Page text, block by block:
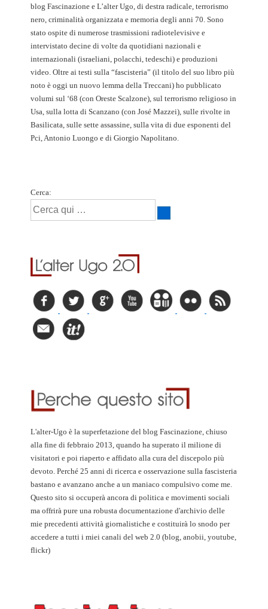
blog Fascinazione e L’alter Ugo, di destra radicale, terrorismo
nero, criminalità organizzata e memoria degli anni 70. Sono
stato ospite di numerose trasmissioni radiotelevisive e
intervistato decine di volte da quotidiani nazionali e
internazionali (israeliani, polacchi, tedeschi) e produzioni
video. Oltre ai testi sulla “fascisteria” (il titolo del suo libro più
noto è oggi un nuovo lemma della Treccani) ho pubblicato
volumi sul ‘68 (con Oreste Scalzone), sul terrorismo religioso in
Usa, sulla lotta di Scanzano (con José Mazzei), sulle rivolte in
Basilicata, sulle sette assassine, sulla vita di due esponenti del
Pci, Antonio Luongo e di Giorgio Napolitano.
Cerca:
L'alter-Ugo è la superfetazione del blog Fascinazione, chiuso
alla fine di febbraio 2013, quando ha superato il milione di
visitatori e poi riaperto e affidato alla cura del discepolo più
devoto. Perché 25 anni di ricerca e osservazione sulla fascisteria
bastano e avanzano anche a un maniaco compulsivo come me.
Questo sito si occuperà ancora di politica e movimenti sociali
ma offrirà pure una robusta documentazione d'archivio delle
mie precedenti attività giornalistiche e costituirà lo snodo per
accedere a tutti i miei canali del web 2.0 (blog, anobii, youtube,
flickr)